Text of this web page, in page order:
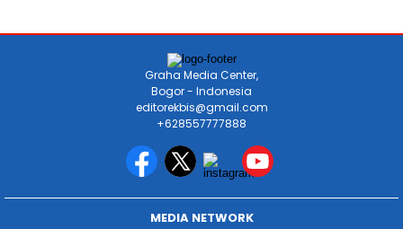
Graha Media Center,
Bogor - Indonesia
editorekbis@gmail.com
+628557777888
MEDIA NETWORK